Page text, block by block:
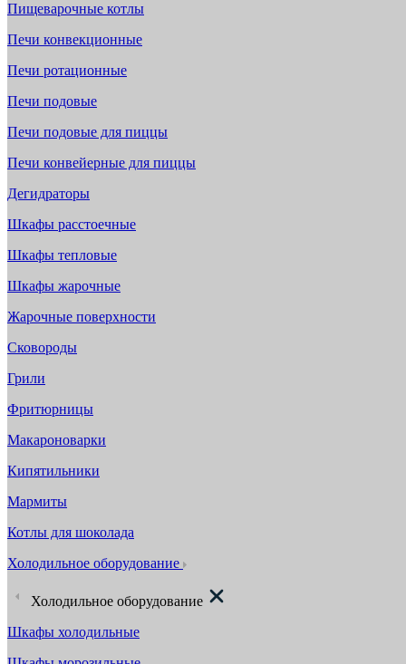
Пищеварочные котлы
Печи конвекционные
Печи ротационные
Печи подовые
Печи подовые для пиццы
Печи конвейерные для пиццы
Дегидраторы
Шкафы расстоечные
Шкафы тепловые
Шкафы жарочные
Жарочные поверхности
Сковороды
Грили
Фритюрницы
Макароноварки
Кипятильники
Мармиты
Котлы для шоколада
Холодильное оборудование
Холодильное оборудование
Шкафы холодильные